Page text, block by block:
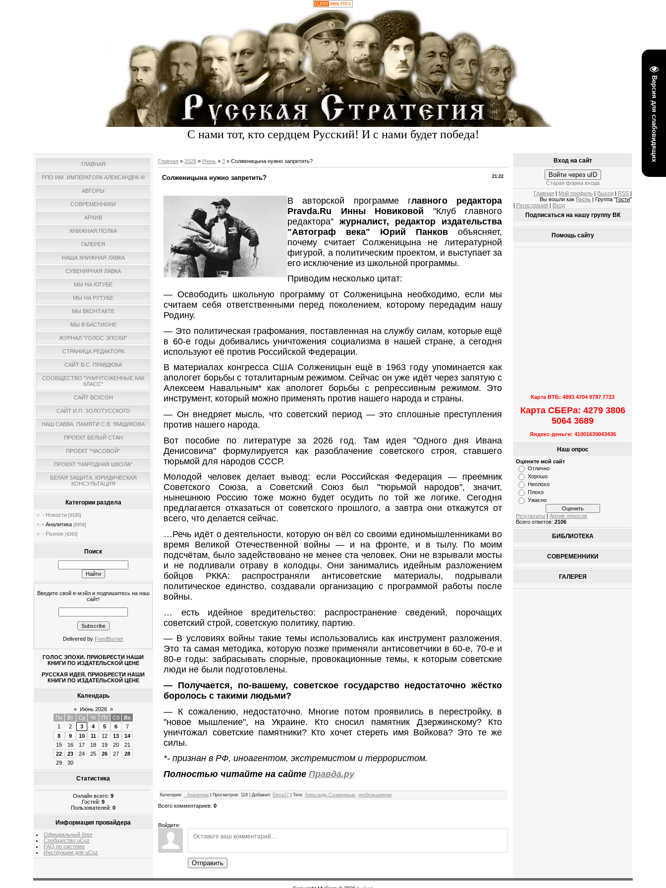
Версия для слабовидящих
С нами тот, кто сердцем Русский! И с нами будет победа!
ГЛАВНАЯ
РПО ИМ. ИМПЕРАТОРА АЛЕКСАНДРА III
АВТОРЫ
СОВРЕМЕННИКИ
АРХИВ
КНИЖНАЯ ПОЛКА
ГАЛЕРЕЯ
НАША КНИЖНАЯ ЛАВКА
СУВЕНИРНАЯ ЛАВКА
МЫ НА ЮТУБЕ
МЫ НА РУТУБЕ
МЫ ВКОНТАКТЕ
МЫ В БАСТИОНЕ
ЖУРНАЛ "ГОЛОС ЭПОХИ"
СТРАНИЦА РЕДАКТОРА
САЙТ В.С. ПРАВДЮКА
СООБЩЕСТВО "УНИЧТОЖЕННЫЕ КАК
КЛАСС"
САЙТ ВСХСОН
САЙТ И.П. ЗОЛОТУССКОГО
НАШ САВВА. ПАМЯТИ С.В. ЯМЩИКОВА
ПРОЕКТ БЕЛЫЙ СТАН
ПРОЕКТ "ЧАСОВОЙ"
ПРОЕКТ "НАРОДНАЯ ШКОЛА"
БЕЛАЯ ЗАЩИТА. ЮРИДИЧЕСКАЯ
КОНСУЛЬТАЦИЯ
Категории раздела
- Новости [9195]
- Аналитика [8956]
- Разное [4263]
Поиск
Введите свой е-мэйл и подпишитесь на наш
сайт!
Delivered by FeedBurner
ГОЛОС ЭПОХИ. ПРИОБРЕСТИ НАШИ
КНИГИ ПО ИЗДАТЕЛЬСКОЙ ЦЕНЕ
РУССКАЯ ИДЕЯ. ПРИОБРЕСТИ НАШИ
КНИГИ ПО ИЗДАТЕЛЬСКОЙ ЦЕНЕ
Календарь
« Июнь 2026 »
Пн
Вт Ср Чт Пт Сб
Вс
1
2 3 4 5 6
7
8
9 10 11 12 13
14
15
16 17 18 19 20
21
22
23 24 25 26 27
28
29
30
Статистика
Онлайн всего:9
Гостей:9
Пользователей:0
Информация провайдера
Официальный блог
Сообщество uCoz
FAQ по системе
Инструкции для uCoz
Главная »2026 » Июнь » 3 » Солженицына нужно запретить?
21:22
Солженицына нужно запретить?
В авторской программе главного редактора
Pravda.Ru Инны Новиковой "Клуб главного
редактора"журналист, редактор издательства
"Автограф века" Юрий Панков объясняет,
почему считает Солженицына не литературной
фигурой, а политическим проектом, и выступает за
его исключение из школьной программы.
Приводим несколько цитат:
— Освободить школьную программу от Солженицына необходимо, если мы
считаем себя ответственными перед поколением, которому передадим нашу
Родину.
— Это политическая графомания, поставленная на службу силам, которые ещё
в 60-е годы добивались уничтожения социализма в нашей стране, а сегодня
используют её против Российской Федерации.
В материалах конгресса США Солженицын ещё в 1963 году упоминается как
апологет борьбы с тоталитарным режимом. Сейчас он уже идёт через запятую с
Алексеем Навальным* как апологет борьбы с репрессивным режимом. Это
инструмент, который можно применять против нашего народа и страны.
— Он внедряет мысль, что советский период — это сплошные преступления
против нашего народа.
Вот пособие по литературе за 2026 год. Там идея "Одного дня Ивана
Денисовича" формулируется как разоблачение советского строя, ставшего
тюрьмой для народов СССР.
Молодой человек делает вывод: если Российская Федерация — преемник
Советского Союза, а Советский Союз был "тюрьмой народов", значит,
нынешнюю Россию тоже можно будет осудить по той же логике. Сегодня
предлагается отказаться от советского прошлого, а завтра они откажутся от
всего, что делается сейчас.
…Речь идёт о деятельности, которую он вёл со своими единомышленниками во
время Великой Отечественной войны — и на фронте, и в тылу. По моим
подсчётам, было задействовано не менее ста человек. Они не взрывали мосты
и не подливали отраву в колодцы. Они занимались идейным разложением
бойцов РККА: распространяли антисоветские материалы, подрывали
политическое единство, создавали организацию с программой работы после
войны.
… есть идейное вредительство: распространение сведений, порочащих
советский строй, советскую политику, партию.
— В условиях войны такие темы использовались как инструмент разложения.
Это та самая методика, которую позже применяли антисоветчики в 60-е, 70-е и
80-е годы: забрасывать спорные, провокационные темы, к которым советские
люди не были подготовлены.
— Получается, по-вашему, советское государство недостаточно жёстко
боролось с такими людьми?
— К сожалению, недостаточно. Многие потом проявились в перестройку, в
"новое мышление", на Украине. Кто сносил памятник Дзержинскому? Кто
уничтожал советские памятники? Кто хочет стереть имя Войкова? Это те же
силы.
*- признан в РФ, иноагентом, экстремистом и террористом.
Полностью читайте на сайтеПравда.ру
Категория: - Аналитика Просмотров: 118 |Добавил: Elena17 |Теги: Александр Солженицын,необольшевизм
Всего комментариев:0
Войдите:
Отправить
Вход на сайт
Войти через uID
Старая форма входа
Главная
Мой профиль Выход RSS
Вы вошли как Гость | Группа "Гости"
Регистрация Вход
Подписаться на нашу группу ВК
Помощь сайту
Карта ВТБ: 4893 4704 9797 7733
Карта СБЕРа: 4279 3806
5064 3689
Яндекс-деньги: 41001639043436
Наш опрос
Оцените мой сайт
Отлично
Хорошо
Неплохо
Плохо
Ужасно
Результаты |Архив опросов
Всего ответов:2106
БИБЛИОТЕКА
СОВРЕМЕННИКИ
ГАЛЕРЕЯ